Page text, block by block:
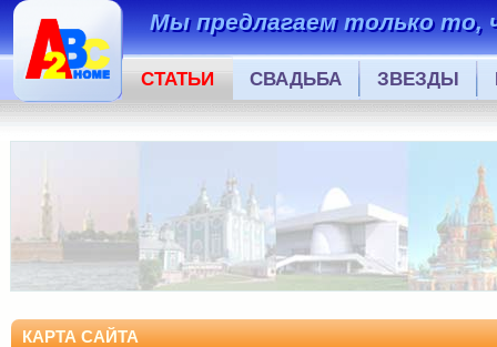
Мы предлагаем только то,
СТАТЬИ СВАДЬБА ЗВЕЗДЫ
КАРТА САЙТА